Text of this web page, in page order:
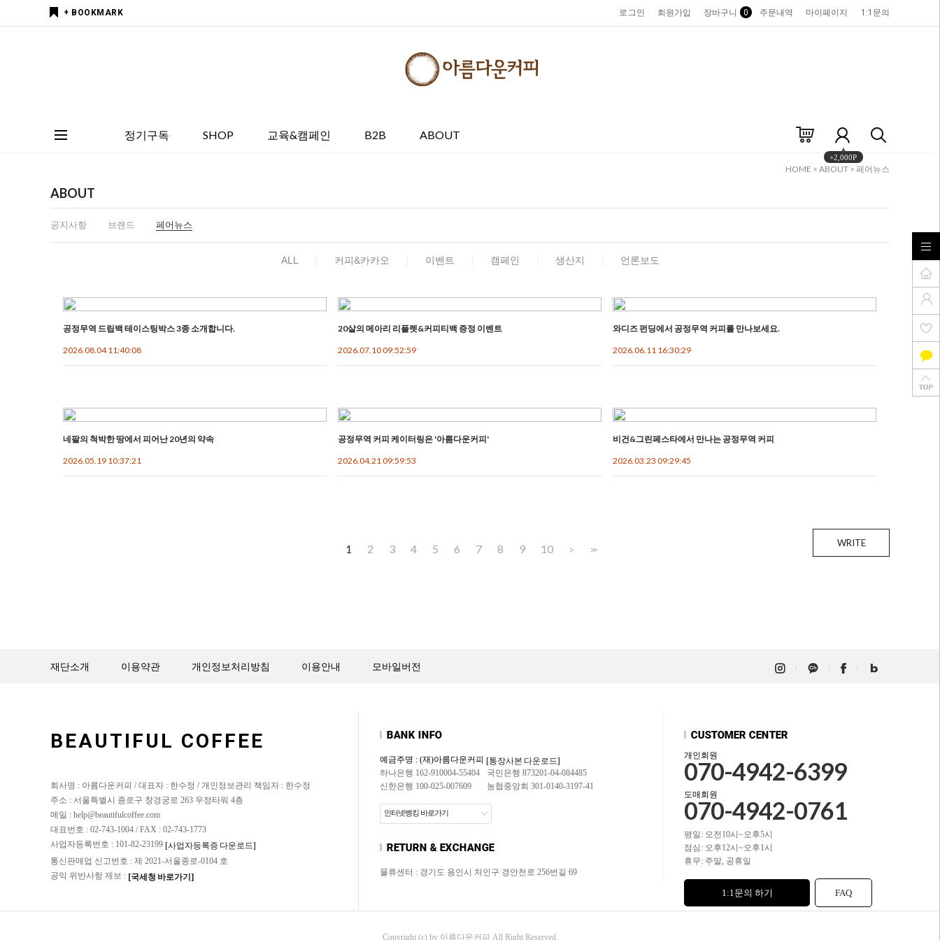
+ BOOKMARK 로그인 회원가입 장바구니 0 주문내역 마이페이지 1:1문의
정기구독 SHOP 교육&캠페인 B2B ABOUT
+2,000P
HOME > ABOUT > 페어뉴스
ABOUT
공지사항 브랜드 페어뉴스
ALL 커피&카카오 이벤트 캠페인 생산지 언론보도
공정무역 드립백 테이스팅박스 3종 소개합니다.
2026.08.04 11:40:08
20살의 메아리 리플렛&커피티백 증정 이벤트
2026.07.10 09:52:59
와디즈 펀딩에서 공정무역 커피를 만나보세요.
2026.06.11 16:30:29
네팔의 척박한 땅에서 피어난 20년의 약속
2026.05.19 10:37:21
공정무역 커피 케이터링은 '아름다운커피'
2026.04.21 09:59:53
비건&그린페스타에서 만나는 공정무역 커피
2026.03.23 09:29:45
WRITE
1 2 3 4 5 6 7 8 9 10 > >>
재단소개 이용약관 개인정보처리방침 이용안내 모바일버전
BEAUTIFUL COFFEE
회사명 : 아름다운커피 / 대표자 : 한수정 / 개인정보관리 책임자 : 한수정
주소 : 서울특별시 종로구 창경궁로 263 우정타워 4층
메일 : help@beautifulcoffee.com
대표번호 : 02-743-1004 / FAX : 02-743-1773
사업자등록번호 : 101-82-23199 [사업자등록증 다운로드]
통신판매업 신고번호 : 제 2021-서울종로-0104 호
공익 위반사항 제보 : [국세청 바로가기]
예금주명 : (재)아름다운커피 [통장사본 다운로드]
하나은행 162-910004-55404
국민은행 873201-04-084485
신한은행 100-025-007609
농협중앙회 301-0140-3197-41
인터넷뱅킹 바로가기
물류센터 : 경기도 용인시 처인구 경안천로 256번길 69
개인회원
070-4942-6399
도매회원
070-4942-0761
평일: 오전10시~오후5시
점심: 오후12시~오후1시
휴무: 주말, 공휴일
1:1문의 하기 FAQ
Copyright (c) by 아름다운커피 All Right Reserved.